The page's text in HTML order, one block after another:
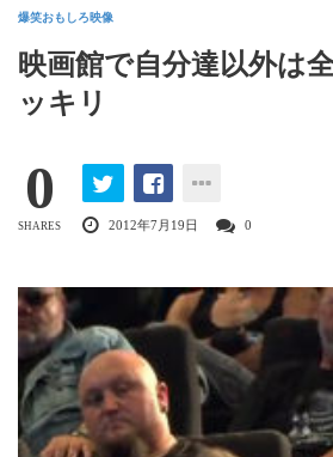
爆笑おもしろ映像
映画館で自分達以外は
ッキリ
0
SHARES 2012年7月19日 0